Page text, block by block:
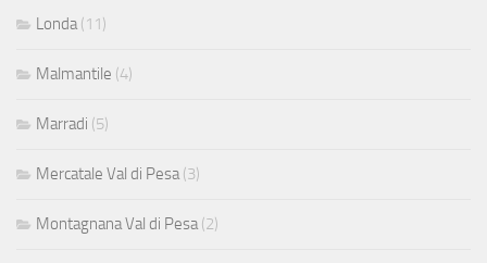
Londa(11)
Malmantile (4)
Marradi (5)
Mercatale Val di Pesa(3)
Montagnana Val di Pesa(2)